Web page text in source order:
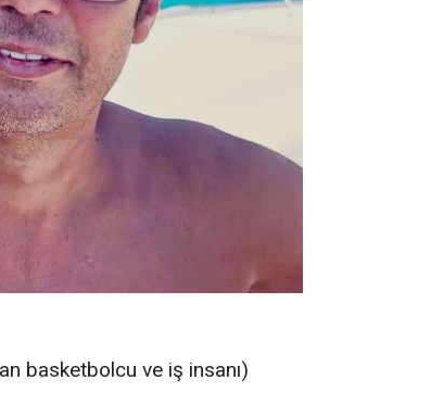
basketbolcu ve iş insanı)